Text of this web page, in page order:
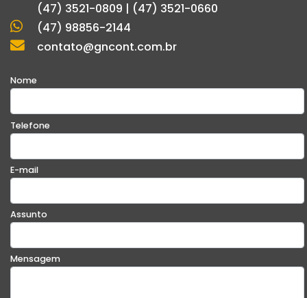
(47) 3521-0809 | (47) 3521-0660
(47) 98856-2144
contato@gncont.com.br
Nome
Telefone
E-mail
Assunto
Mensagem